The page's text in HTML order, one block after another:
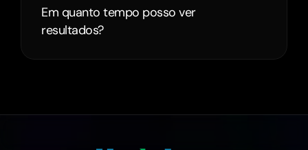
Em quanto tempo posso ver
resultados?